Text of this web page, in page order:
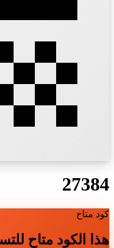
27384
كود متاح
هذا الكود متاح